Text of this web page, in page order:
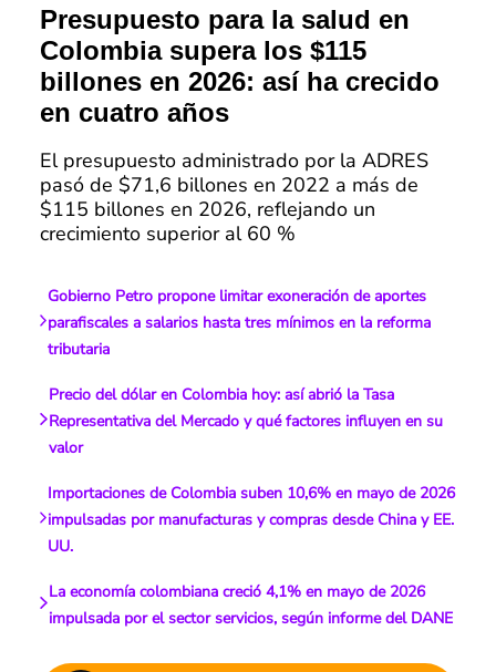
Presupuesto para la salud en
Colombia supera los $115
billones en 2026: así ha crecido
en cuatro años
El presupuesto administrado por la ADRES
pasó de $71,6 billones en 2022 a más de
$115 billones en 2026, reflejando un
crecimiento superior al 60 %
Gobierno Petro propone limitar exoneración de aportes
parafiscales a salarios hasta tres mínimos en la reforma
tributaria
Precio del dólar en Colombia hoy: así abrió la Tasa
Representativa del Mercado y qué factores influyen en su
valor
Importaciones de Colombia suben 10,6% en mayo de 2026
impulsadas por manufacturas y compras desde China y EE.
UU.
La economía colombiana creció 4,1% en mayo de 2026
impulsada por el sector servicios, según informe del DANE